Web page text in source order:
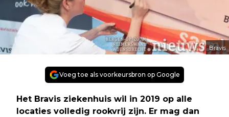
Bravis
Voeg toe als voorkeursbron op Google
Het Bravis ziekenhuis wil in 2019 op alle
locaties volledig rookvrij zijn. Er mag dan